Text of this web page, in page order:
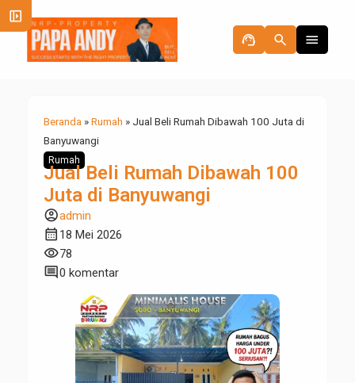
support_agent search menu
Beranda »Rumah » Jual Beli Rumah Dibawah 100 Juta di
Banyuwangi
Rumah
Jual Beli Rumah Dibawah 100
Juta di Banyuwangi
account_circleadmin
calendar_month 18 Mei 2026
visibility78
comment0 komentar
left_panel_open